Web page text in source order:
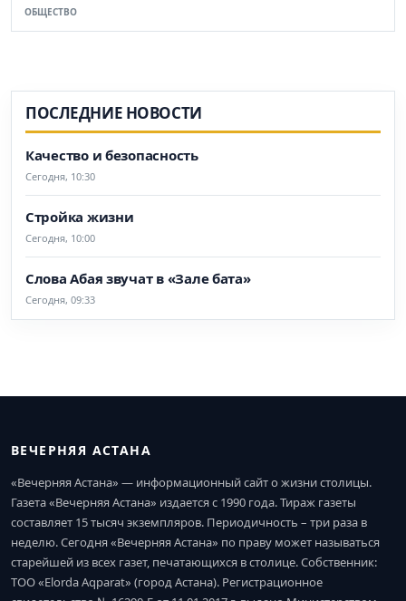
ОБЩЕСТВО
ПОСЛЕДНИЕ НОВОСТИ
Качество и безопасность
Сегодня, 10:30
Стройка жизни
Сегодня, 10:00
Слова Абая звучат в «Зале бата»
Сегодня, 09:33
ВЕЧЕРНЯЯ АСТАНА
«Вечерняя Астана» — информационный сайт о жизни столицы.
Газета «Вечерняя Астана» издается с 1990 года. Тираж газеты
составляет 15 тысяч экземпляров. Периодичность – три раза в
неделю. Сегодня «Вечерняя Астана» по праву может называться
старейшей из всех газет, печатающихся в столице. Собственник:
ТОО «Elorda Aqparat» (город Астана). Регистрационное